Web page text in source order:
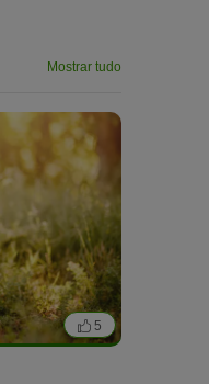
Mostrar tudo
5